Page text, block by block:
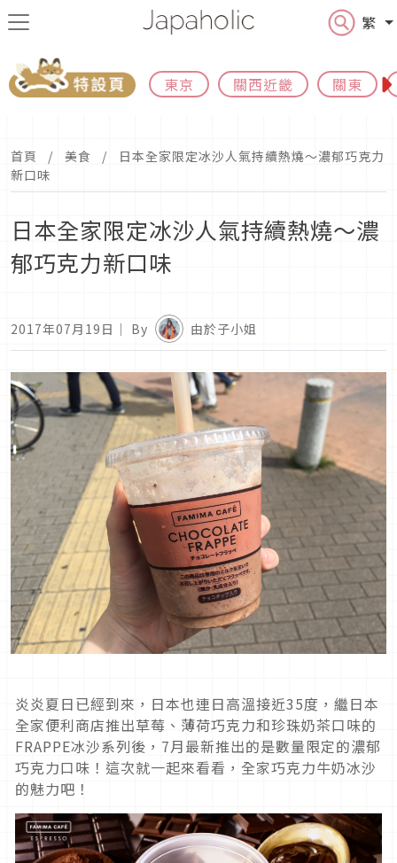
繁
東京 關西近畿 關東
首頁 美食
日本全家限定冰沙人氣持續熱燒～濃郁巧克力
新口味
日本全家限定冰沙人氣持續熱燒～濃
郁巧克力新口味
2017年07月19日 ｜ By 由於子小姐
炎炎夏日已經到來，日本也連日高溫接近35度，繼日本
全家便利商店推出草莓、薄荷巧克力和珍珠奶茶口味的
FRAPPE冰沙系列後，7月最新推出的是數量限定的濃郁
巧克力口味！這次就一起來看看，全家巧克力牛奶冰沙
的魅力吧！